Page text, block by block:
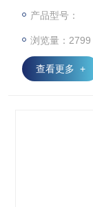
产品型号：
浏览量：2799
查看更多 +